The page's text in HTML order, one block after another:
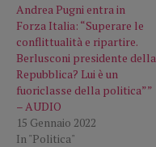
Andrea Pugni entra in
Forza Italia: “Superare le
conflittualità e ripartire.
Berlusconi presidente della
Repubblica? Lui è un
fuoriclasse della politica””
– AUDIO
15 Gennaio 2022
In "Politica"